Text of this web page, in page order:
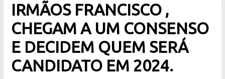
IRMÃOS FRANCISCO ,
CHEGAM A UM CONSENSO
E DECIDEM QUEM SERÁ
CANDIDATO EM 2024.